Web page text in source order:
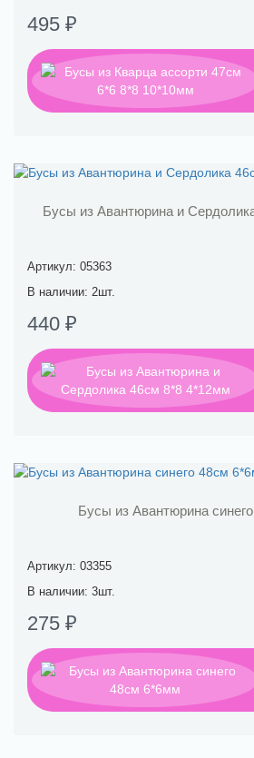
495 ₽
Бусы из Авантюрина и
Артикул: 05363
В наличии: 2шт.
440 ₽
Бусы из Авантюрина
Артикул: 03355
В наличии: 3шт.
275 ₽